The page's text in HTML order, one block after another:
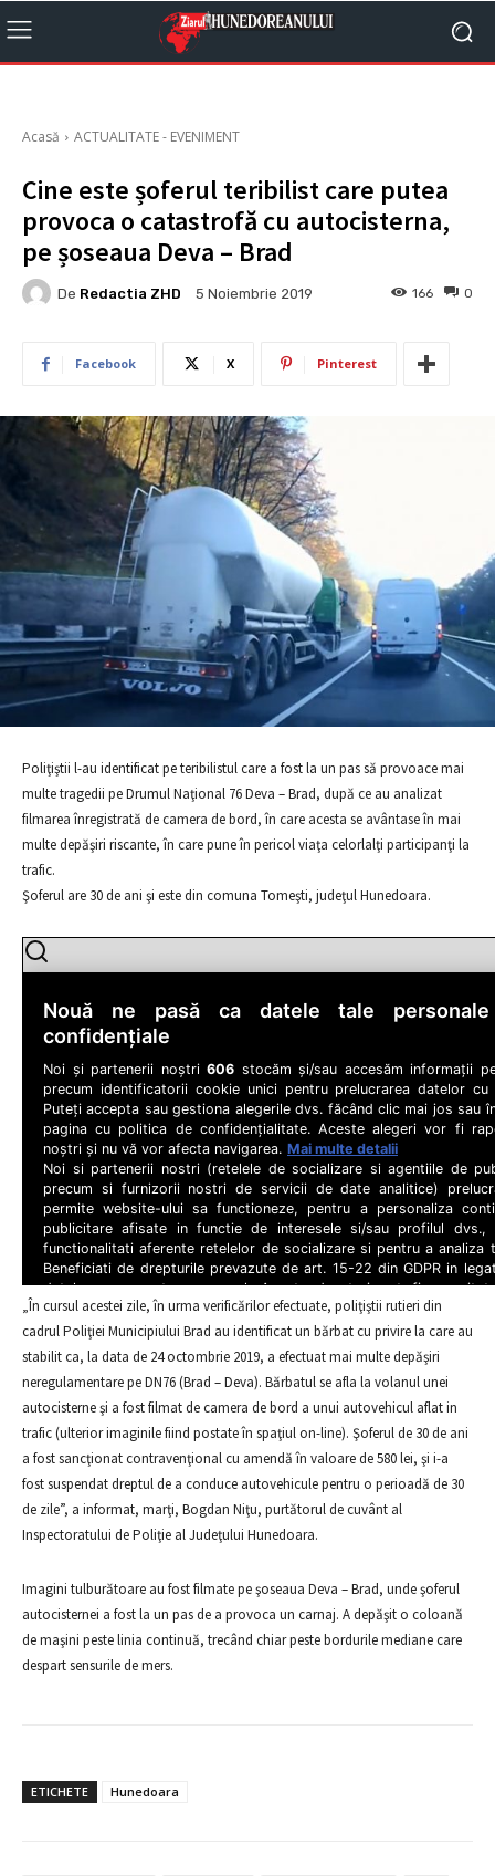
Acasă ACTUALITATE - EVENIMENT
Cine este șoferul teribilist care putea
provoca o catastrofă cu autocisterna,
pe șoseaua Deva – Brad
De Redactia ZHD 5 Noiembrie 2019 0
166
Facebook X Pinterest
Poliţiştii l-au identificat pe teribilistul care a fost la un pas să provoace mai
multe tragedii pe Drumul Naţional 76 Deva – Brad, după ce au analizat
filmarea înregistrată de camera de bord, în care acesta se avântase în mai
multe depăşiri riscante, în care pune în pericol viaţa celorlalţi participanţi la
trafic.
Şoferul are 30 de ani şi este din comuna Tomeşti, judeţul Hunedoara.
„În cursul acestei zile, în urma verificărilor efectuate, poliţiştii rutieri din
cadrul Poliţiei Municipiului Brad au identificat un bărbat cu privire la care au
stabilit ca, la data de 24 octombrie 2019, a efectuat mai multe depăşiri
neregulamentare pe DN76 (Brad – Deva). Bărbatul se afla la volanul unei
autocisterne şi a fost filmat de camera de bord a unui autovehicul aflat in
trafic (ulterior imaginile fiind postate în spaţiul on-line). Şoferul de 30 de ani
a fost sancţionat contravenţional cu amendă în valoare de 580 lei, şi i-a
fost suspendat dreptul de a conduce autovehicule pentru o perioadă de 30
de zile”, a informat, marţi, Bogdan Niţu, purtătorul de cuvânt al
Inspectoratului de Poliţie al Judeţului Hunedoara.
Imagini tulburătoare au fost filmate pe şoseaua Deva – Brad, unde şoferul
autocisternei a fost la un pas de a provoca un carnaj. A depăşit o coloană
de maşini peste linia continuă, trecând chiar peste bordurile mediane care
despart sensurile de mers.
ETICHETE Hunedoara